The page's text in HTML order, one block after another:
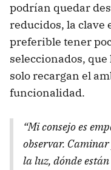
podrían quedar
reducidos, la clave
preferible tener
seleccionados,
solo recargan el
funcionalidad.
“Mi consejo es
observar.
la luz, dónde